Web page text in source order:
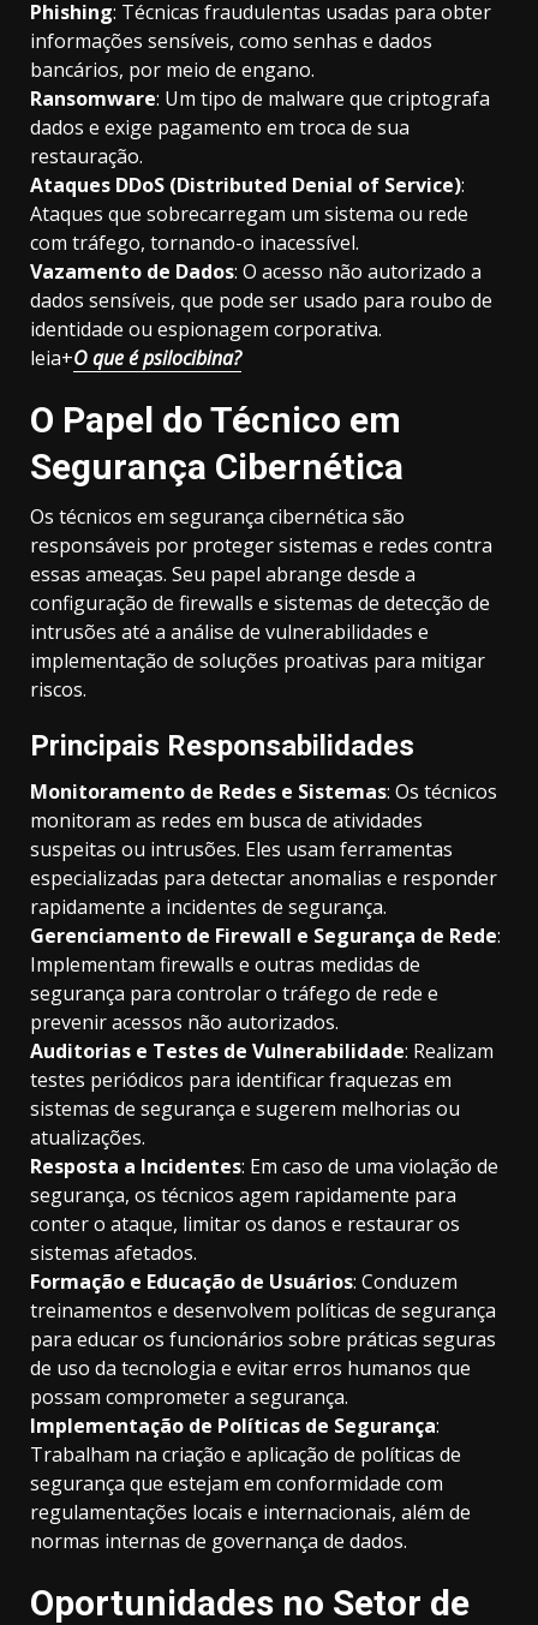
Phishing: Técnicas fraudulentas usadas para obter
informações sensíveis, como senhas e dados
bancários, por meio de engano.
Ransomware: Um tipo de malware que criptografa
dados e exige pagamento em troca de sua
restauração.
Ataques DDoS (Distributed Denial of Service):
Ataques que sobrecarregam um sistema ou rede
com tráfego, tornando-o inacessível.
Vazamento de Dados: O acesso não autorizado a
dados sensíveis, que pode ser usado para roubo de
identidade ou espionagem corporativa.
leia+O que é psilocibina?
O Papel do Técnico em
Segurança Cibernética
Os técnicos em segurança cibernética são
responsáveis por proteger sistemas e redes contra
essas ameaças. Seu papel abrange desde a
configuração de firewalls e sistemas de detecção de
intrusões até a análise de vulnerabilidades e
implementação de soluções proativas para mitigar
riscos.
Principais Responsabilidades
Monitoramento de Redes e Sistemas: Os técnicos
monitoram as redes em busca de atividades
suspeitas ou intrusões. Eles usam ferramentas
especializadas para detectar anomalias e responder
rapidamente a incidentes de segurança.
Gerenciamento de Firewall e Segurança de Rede:
Implementam firewalls e outras medidas de
segurança para controlar o tráfego de rede e
prevenir acessos não autorizados.
Auditorias e Testes de Vulnerabilidade: Realizam
testes periódicos para identificar fraquezas em
sistemas de segurança e sugerem melhorias ou
atualizações.
Resposta a Incidentes: Em caso de uma violação de
segurança, os técnicos agem rapidamente para
conter o ataque, limitar os danos e restaurar os
sistemas afetados.
Formação e Educação de Usuários: Conduzem
treinamentos e desenvolvem políticas de segurança
para educar os funcionários sobre práticas seguras
de uso da tecnologia e evitar erros humanos que
possam comprometer a segurança.
Implementação de Políticas de Segurança:
Trabalham na criação e aplicação de políticas de
segurança que estejam em conformidade com
regulamentações locais e internacionais, além de
normas internas de governança de dados.
Oportunidades no Setor de